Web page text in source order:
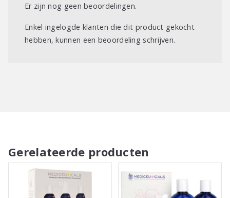
Er zijn nog geen beoordelingen.
Enkel ingelogde klanten die dit product gekocht
hebben, kunnen een beoordeling schrijven.
Gerelateerde producten